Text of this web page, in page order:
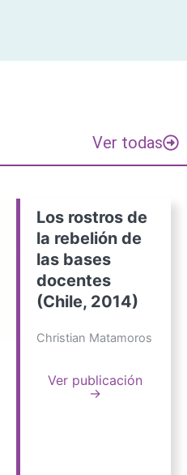
Ver todas
Los rostros de
la rebelión de
las bases
docentes
(Chile, 2014)
Christian Matamoros
Ver publicación
→